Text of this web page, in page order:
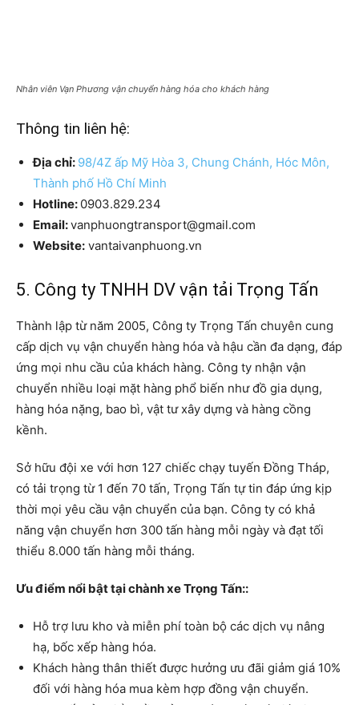
Nhân viên Vạn Phương vận chuyển hàng hóa cho khách hàng
Thông tin liên hệ:
Địa chỉ: 98/4Z ấp Mỹ Hòa 3, Chung Chánh, Hóc Môn,
Thành phố Hồ Chí Minh
Hotline: 0903.829.234
Email:vanphuongtransport@gmail.com
Website: vantaivanphuong.vn
5. Công ty TNHH DV vận tải Trọng Tấn
Thành lập từ năm 2005, Công ty Trọng Tấn chuyên cung
cấp dịch vụ vận chuyển hàng hóa và hậu cần đa dạng, đáp
ứng mọi nhu cầu của khách hàng. Công ty nhận vận
chuyển nhiều loại mặt hàng phổ biến như đồ gia dụng,
hàng hóa nặng, bao bì, vật tư xây dựng và hàng cồng
kềnh.
Sở hữu đội xe với hơn 127 chiếc chạy tuyến Đồng Tháp,
có tải trọng từ 1 đến 70 tấn, Trọng Tấn tự tin đáp ứng kịp
thời mọi yêu cầu vận chuyển của bạn. Công ty có khả
năng vận chuyển hơn 300 tấn hàng mỗi ngày và đạt tối
thiểu 8.000 tấn hàng mỗi tháng.
Ưu điểm nổi bật tại chành xe Trọng Tấn::
Hỗ trợ lưu kho và miễn phí toàn bộ các dịch vụ nâng
hạ, bốc xếp hàng hóa.
Khách hàng thân thiết được hưởng ưu đãi giảm giá 10%
đối với hàng hóa mua kèm hợp đồng vận chuyển.